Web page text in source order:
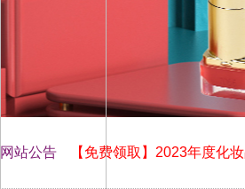
网站公告 【免费领取】2023年度化